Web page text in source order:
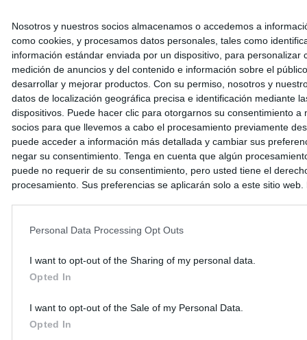
Nosotros y nuestros socios almacenamos o accedemos a
como cookies, y procesamos datos personales, tales como
información estándar enviada por un dispositivo, para personalizar
medición de anuncios y del contenido e información sobre el
desarrollar y mejorar productos. Con su permiso, nosotros y
datos de localización geográfica precisa e identificación mediante
dispositivos. Puede hacer clic para otorgarnos su consentimiento a
socios para que llevemos a cabo el procesamiento previamente
puede acceder a información más detallada y cambiar sus
negar su consentimiento. Tenga en cuenta que algún
puede no requerir de su consentimiento, pero usted tiene el
procesamiento. Sus preferencias se aplicarán solo a este sitio
Personal Data Processing Opt Outs
I want to opt-out of the Sharing of my personal data.
Opted In
I want to opt-out of the Sale of my Personal Data.
Opted In
de Brasil